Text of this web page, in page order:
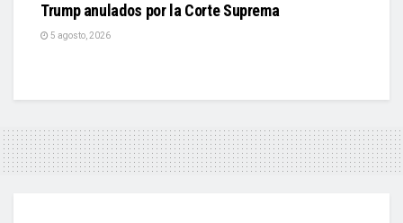
Trump anulados por la Corte Suprema
5 agosto, 2026